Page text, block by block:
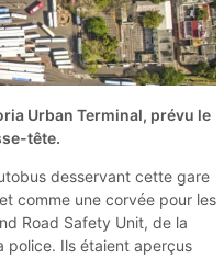
Urban Terminal, prévu le
tête.
desservant cette gare
comme une corvée pour les
Road Safety Unit, de la
police. Ils étaient aperçus